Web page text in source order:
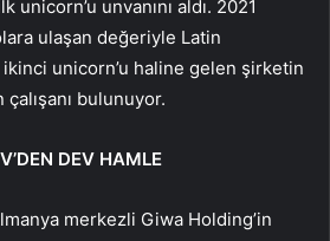
unicorn’u unvanını aldı. 2021
ulaşan değeriyle Latin
ikinci unicorn’u haline gelen şirketin
bulunuyor.
DEV HAMLE
merkezli Giwa Holding’in